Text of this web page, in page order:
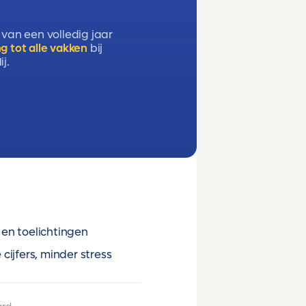
een volledig jaar
tot alle vakken bij
toelichtingen
minder stress